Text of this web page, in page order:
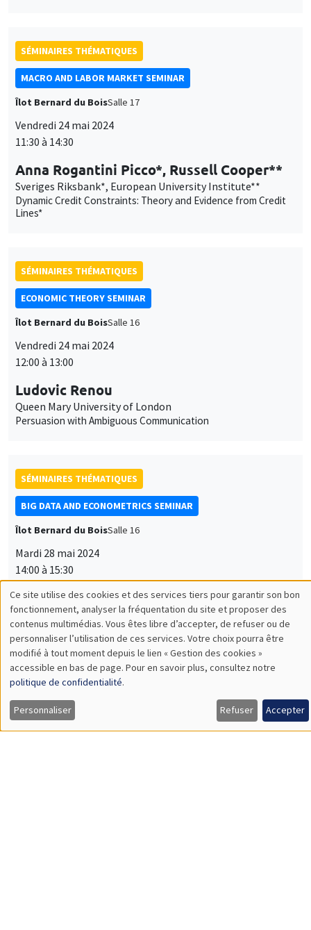
SÉMINAIRES THÉMATIQUES
MACRO AND LABOR MARKET SEMINAR
Îlot Bernard du BoisSalle 17
Vendredi 24 mai 2024
11:30 à 14:30
Anna Rogantini Picco*, Russell Cooper**
Sveriges Riksbank*, European University Institute**
Dynamic Credit Constraints: Theory and Evidence from Credit
Lines*
SÉMINAIRES THÉMATIQUES
ECONOMIC THEORY SEMINAR
Îlot Bernard du BoisSalle 16
Vendredi 24 mai 2024
12:00 à 13:00
Ludovic Renou
Queen Mary University of London
Persuasion with Ambiguous Communication
SÉMINAIRES THÉMATIQUES
BIG DATA AND ECONOMETRICS SEMINAR
Îlot Bernard du BoisSalle 16
Mardi 28 mai 2024
14:00 à 15:30
Marica Valente
University of Innsbruck
SÉMINAIRES THÉMATIQUES
DEVELOPMENT AND POLITICAL ECONOMY SEMINAR